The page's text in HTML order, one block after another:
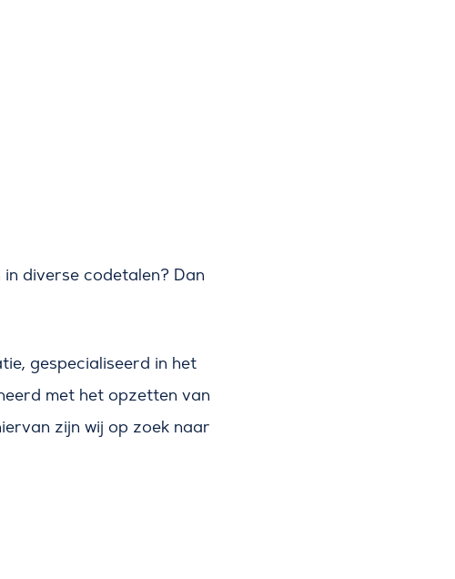
diverse codetalen? Dan
gespecialiseerd in het
met het opzetten van
zijn wij op zoek naar